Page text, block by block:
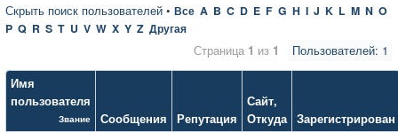
Скрыть поиск пользователей • Все A B C D E F G H I J K L M N O
P Q R S T U V W X Y Z Другая
Пользователей: 1
Страница 1 из 1
Имя
пользователя
Звание Сообщения Репутация
Сайт,
Откуда Зарегистрирован